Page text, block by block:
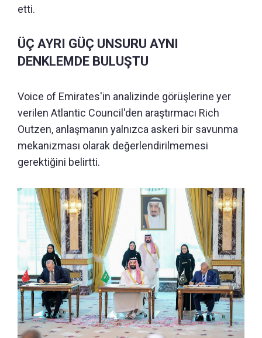
etti.
ÜÇ AYRI GÜÇ UNSURU AYNI
DENKLEMDE BULUŞTU
Voice of Emirates'in analizinde görüşlerine yer
verilen Atlantic Council'den araştırmacı Rich
Outzen, anlaşmanın yalnızca askeri bir savunma
mekanizması olarak değerlendirilmemesi
gerektiğini belirtti.